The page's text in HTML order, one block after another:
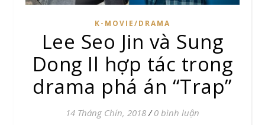
K-MOVIE/DRAMA
Lee Seo Jin và Sung
Dong Il hợp tác trong
drama phá án “Trap”
14 Tháng Chín, 2018 / 0 bình luận